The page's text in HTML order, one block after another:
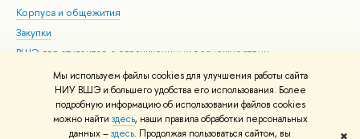
Мы используем файлы cookies для улучшения работы сайта
НИУ ВШЭ и большего удобства его использования. Более
подробную информацию об использовании файлов cookies
можно найти здесь, наши правила обработки персональных
данных –здесь. Продолжая пользоваться сайтом, вы
Корпуса и общежития
Закупки
ВШЭ для студентов с ограниченными возможностями
здоровья и инвалидностью
Версия для слабовидящих
Единая платежная страница